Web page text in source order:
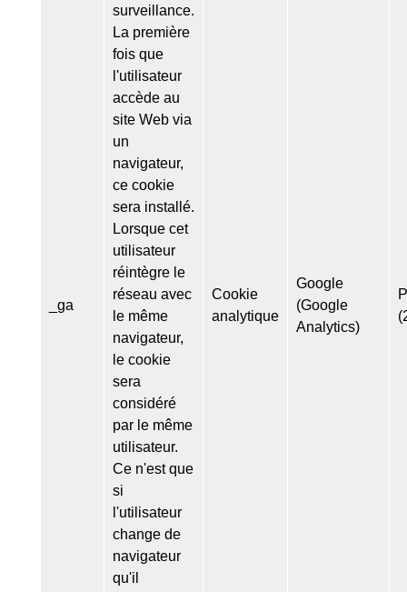
_ga
surveillance.
La première
fois que
l'utilisateur
accède au
site Web via
un
navigateur,
ce cookie
sera installé.
Lorsque cet
utilisateur
réintègre le
réseau avec
le même
navigateur,
le cookie
sera
considéré
par le même
utilisateur.
Ce n'est que
si
l'utilisateur
change de
navigateur
qu'il
Cookie
analytique
Google
(Google
Analytics)